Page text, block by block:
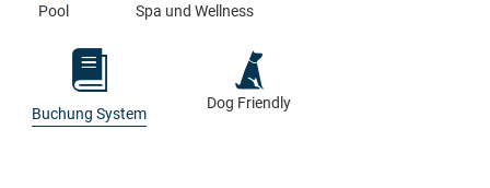
Pool Spa und Wellness
Buchung System
Dog Friendly